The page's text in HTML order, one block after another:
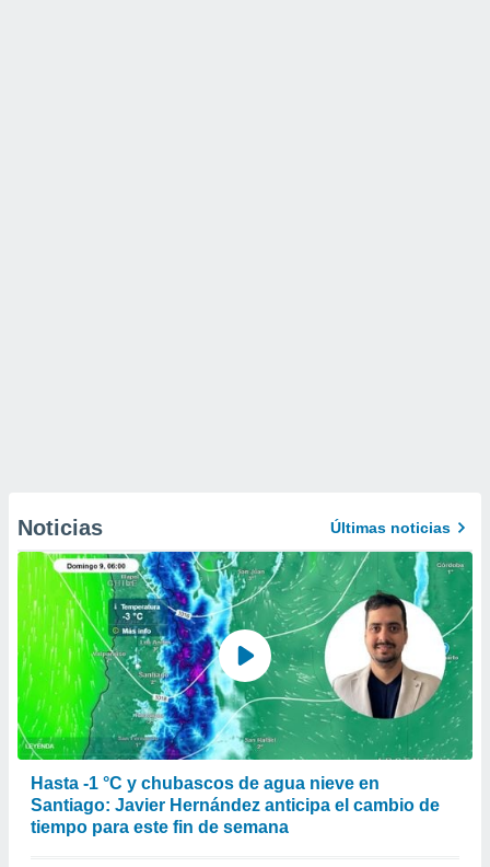
Noticias Últimas noticias
Hasta -1 °C y chubascos de agua nieve en
Santiago: Javier Hernández anticipa el cambio de
tiempo para este fin de semana